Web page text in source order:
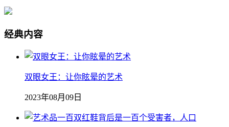
经典内容
双眼女王：让你眩晕的艺术
2023年08月09日